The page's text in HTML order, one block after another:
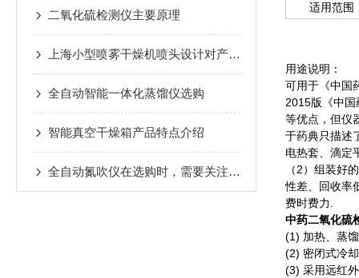
二氧化硫检测仪主要原理
上海小型喷雾干燥机喷头设计对产品粒度分布的影响
全自动智能一体化蒸馏仪选购
智能真空干燥箱产品特点介绍
全自动氮吹仪在选购时，需要关注哪些方面？
适用范围
用途说明：
可用于《中国
2015版《中
等优点，但仪
于药典只描述
电热套、滴定
（2）组装好
性差、回收率
费时费力.
中药二氧化硫
(1) 加热、蒸
(2) 密闭式冷
(3) 采用远红